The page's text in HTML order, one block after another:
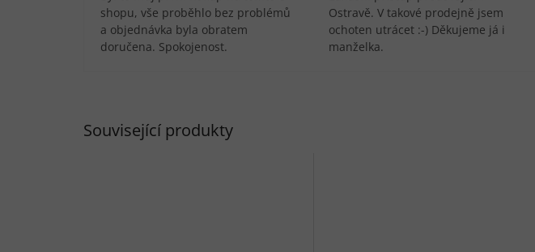
Související produkty
shopu, vše proběhlo bez problémů
a objednávka byla obratem
doručena. Spokojenost.
Ostravě. V takové prodejně jsem
ochoten utrácet :-) Děkujeme já i
manželka.